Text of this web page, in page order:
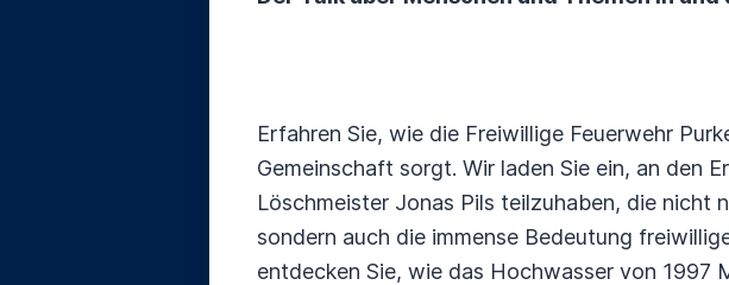
Erfahren Sie, wie die Freiwillige Feuerwehr
Gemeinschaft sorgt. Wir laden Sie ein, an den
Löschmeister Jonas Pils teilzuhaben, die nicht
sondern auch die immense Bedeutung
entdecken Sie, wie das Hochwasser von 1997